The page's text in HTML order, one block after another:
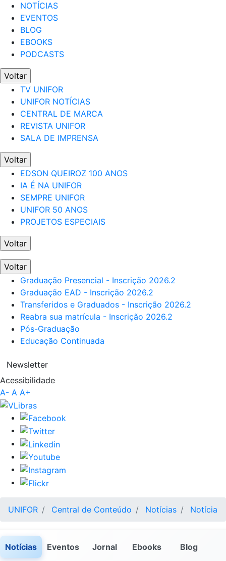
NOTÍCIAS
EVENTOS
BLOG
EBOOKS
PODCASTS
Voltar
TV UNIFOR
UNIFOR NOTÍCIAS
CENTRAL DE MARCA
REVISTA UNIFOR
SALA DE IMPRENSA
Voltar
EDSON QUEIROZ 100 ANOS
IA É NA UNIFOR
SEMPRE UNIFOR
UNIFOR 50 ANOS
PROJETOS ESPECIAIS
Voltar
Voltar
Graduação Presencial - Inscrição 2026.2
Graduação EAD - Inscrição 2026.2
Transferidos e Graduados - Inscrição 2026.2
Reabra sua matrícula - Inscrição 2026.2
Pós-Graduação
Educação Continuada
Newsletter
Acessibilidade
A- A A+
UNIFOR Central de Conteúdo Notícias Notícia
Notícias Eventos Jornal Ebooks Blog